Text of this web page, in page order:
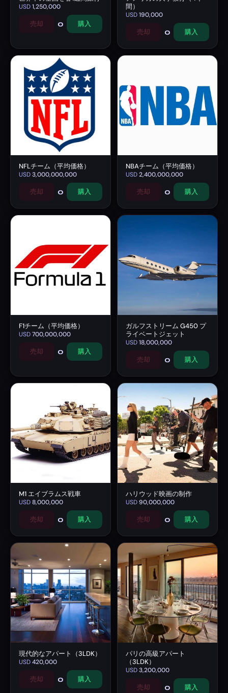
USD1,250,000
売却 0 購入
間）
USD190,000
売却 0 購入
NFLチーム（平均価格）
USD3,000,000,000
売却 0 購入
NBAチーム（平均価格）
USD2,400,000,000
売却 0 購入
F1チーム（平均価格）
USD700,000,000
売却 0 購入
ガルフストリーム G450 プ
ライベートジェット
USD18,000,000
売却 0 購入
M1 エイブラムス戦車
USD8,000,000
売却 0 購入
ハリウッド映画の制作
USD90,000,000
売却 0 購入
現代的なアパート（3LDK）
USD420,000
売却 0 購入
パリの高級アパート
（3LDK）
USD3,200,000
売却 0 購入